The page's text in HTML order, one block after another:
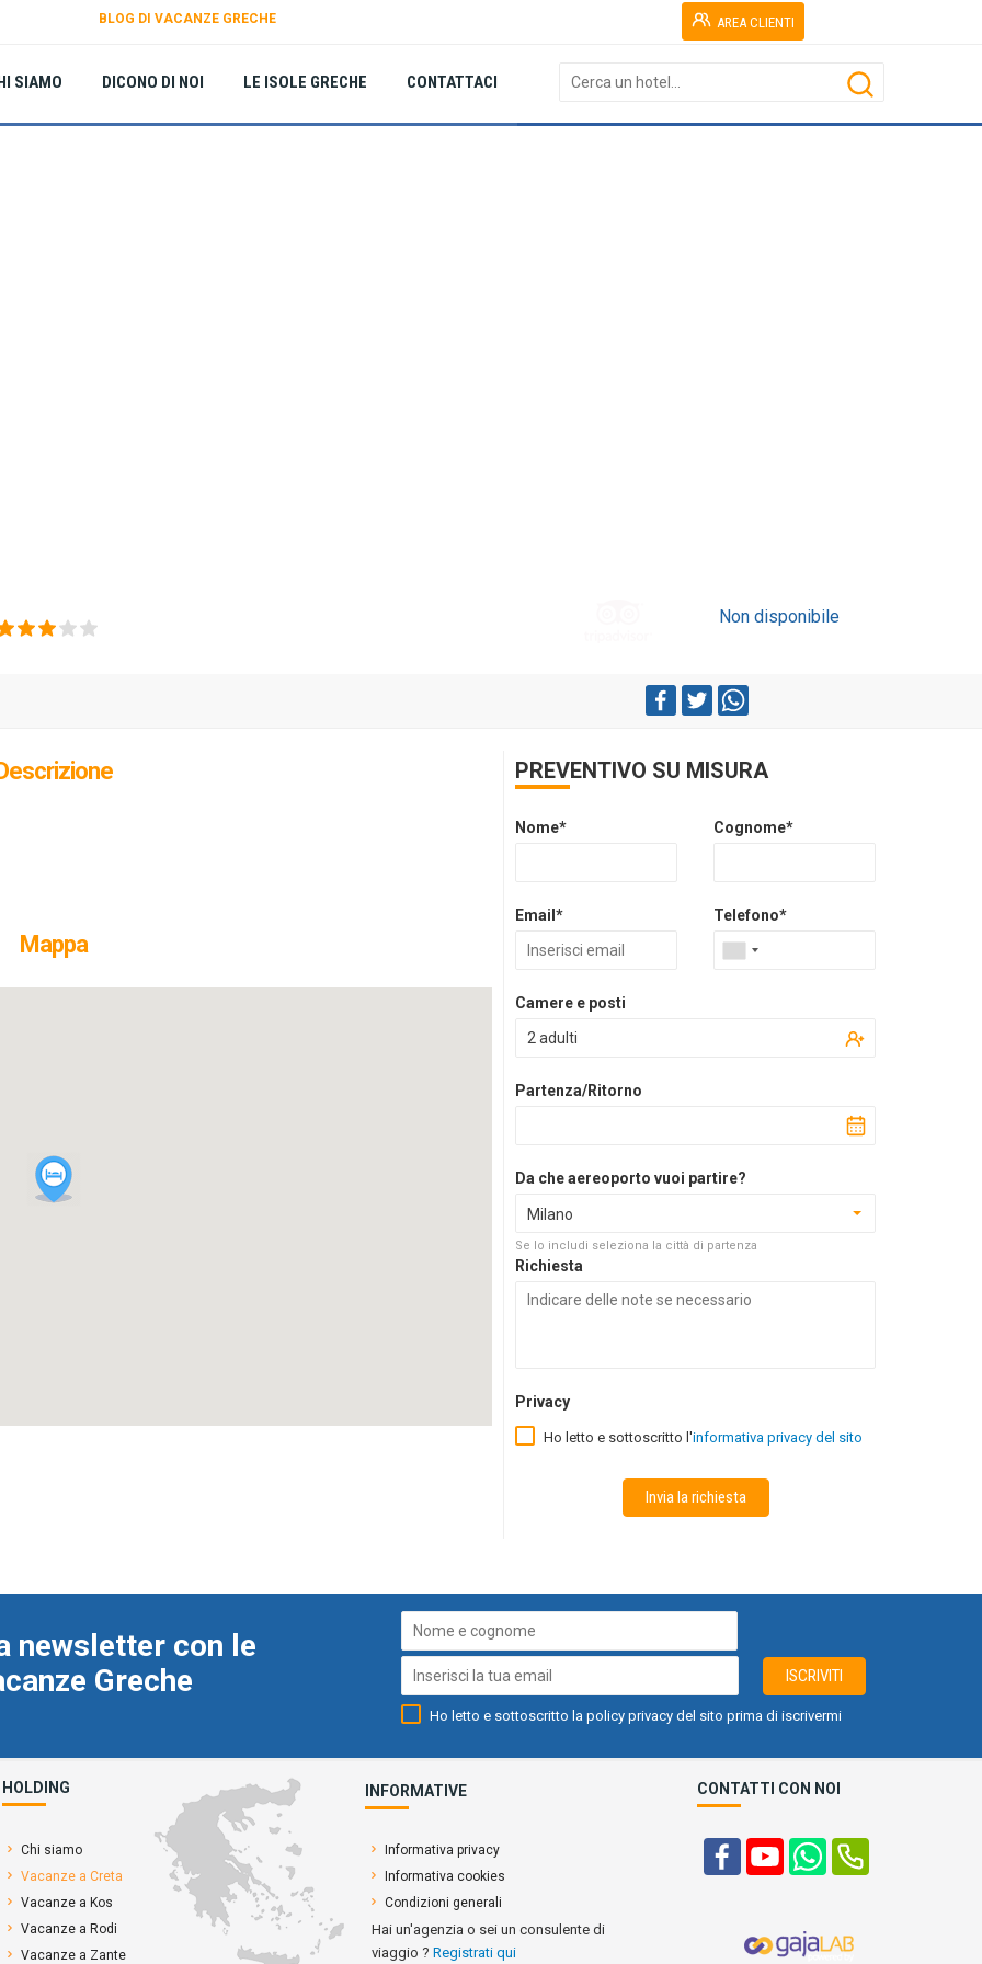
AREA CLIENTI
BLOG DI VACANZE GRECHE
SIAMO DICONO DI NOI LE ISOLE GRECHE CONTATTACI
Non disponibile
Mappa
PREVENTIVO SU MISURA
Nome* Cognome*
Email* Telefono*
Camere e posti
2 adulti
Partenza/Ritorno
Da che aereoporto vuoi partire?
Milano
Se lo includi seleziona la città di partenza
Richiesta
Privacy
Ho letto e sottoscritto l'informativa privacy del sito
Invia la richiesta
ISCRIVITI
Ho letto e sottoscritto la policy privacy del sito prima di iscrivermi
newsletter con le
Greche
HOLDING CONTATTI CON NOI
INFORMATIVE
Chi siamo
Vacanze a Creta
Vacanze a Kos
Vacanze a Rodi
Vacanze a Zante
Informativa privacy
Informativa cookies
Condizioni generali
Hai un'agenzia o sei un consulente di
viaggio ? Registrati qui